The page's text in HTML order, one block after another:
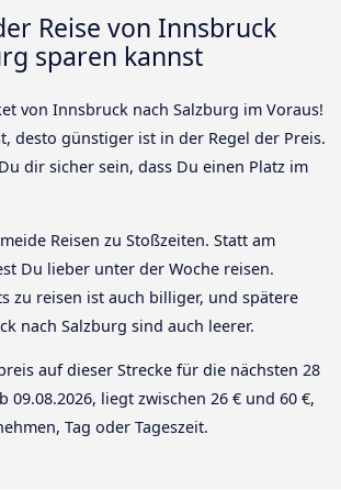
Reise von Innsbruck
sparen kannst
von Innsbruck nach Salzburg im Voraus!
desto günstiger ist in der Regel der Preis.
dir sicher sein, dass Du einen Platz im
Reisen zu Stoßzeiten. Statt am
Du lieber unter der Woche reisen.
zu reisen ist auch billiger, und spätere
nach Salzburg sind auch leerer.
auf dieser Strecke für die nächsten 28
09.08.2026, liegt zwischen 26 € und 60 €,
Tag oder Tageszeit.